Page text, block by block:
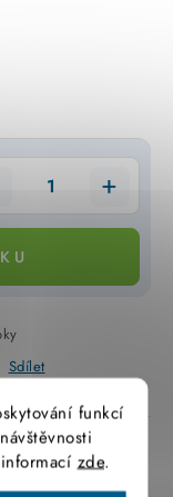
funkcí
zde.
Sdílet